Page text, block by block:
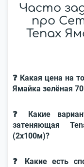
Часто
про
Tenax
❓ Какая цена на
Ямайка зелёная
❓ Какие
затеняющая
(2х100м)?
❓ Какие есть